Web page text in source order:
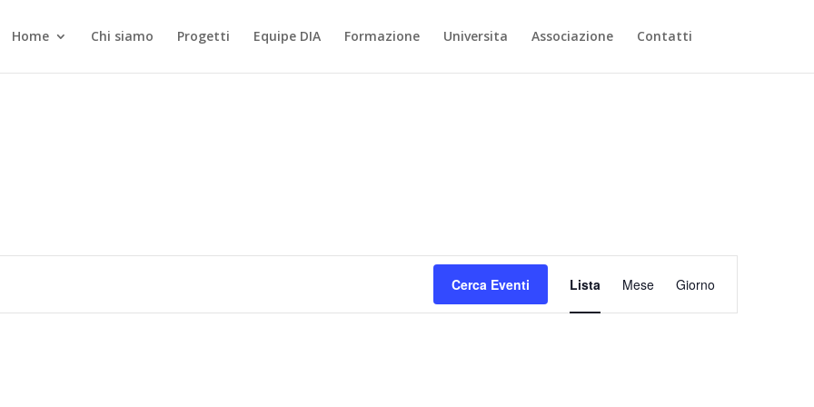
Home Chi siamo Progetti Equipe DIA Formazione Universita Associazione Contatti
Cerca Eventi
Evento
Viste
Navigazione
Lista Mese Giorno